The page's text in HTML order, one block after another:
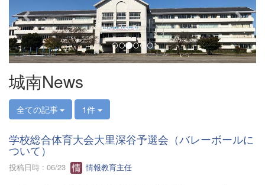
e
v
i
o
u
s
x
t
城南News
全ての記事 1件
学校総合体育大会大里深谷予選会（バレーボールに
ついて）
投稿日時 : 06/23 情報教育主任